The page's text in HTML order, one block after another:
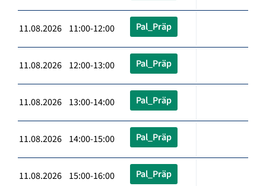
11.08.2026 11:00-12:00 Pal_Präp
11.08.2026 12:00-13:00 Pal_Präp
11.08.2026 13:00-14:00 Pal_Präp
11.08.2026 14:00-15:00 Pal_Präp
11.08.2026 15:00-16:00 Pal_Präp